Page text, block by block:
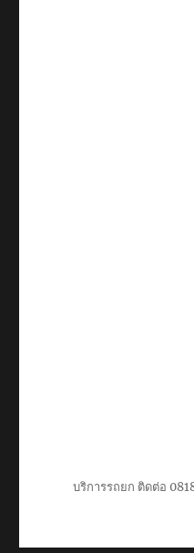
บริการรถยก ติดต่อ